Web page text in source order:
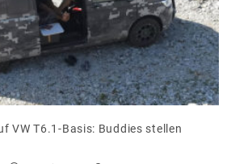
VW T6.1-Basis: Buddies stellen